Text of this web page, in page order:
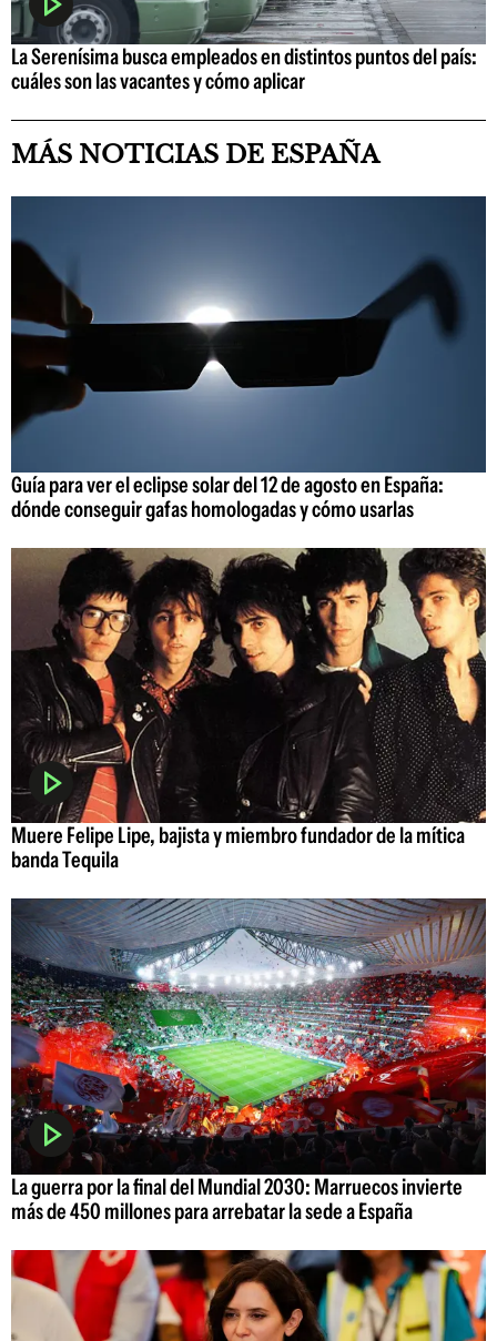
La Serenísima busca empleados en distintos puntos del país:
cuáles son las vacantes y cómo aplicar
MÁS NOTICIAS DE ESPAÑA
Guía para ver el eclipse solar del 12 de agosto en España:
dónde conseguir gafas homologadas y cómo usarlas
Muere Felipe Lipe, bajista y miembro fundador de la mítica
banda Tequila
La guerra por la final del Mundial 2030: Marruecos invierte
más de 450 millones para arrebatar la sede a España